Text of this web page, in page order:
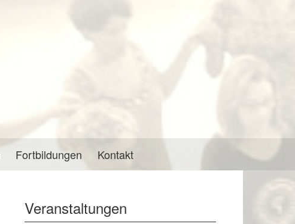
Fortbildungen Kontakt
Veranstaltungen